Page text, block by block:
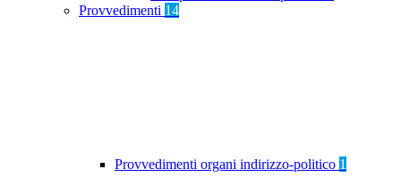
Provvedimenti 14
Provvedimenti organi indirizzo-politico 1